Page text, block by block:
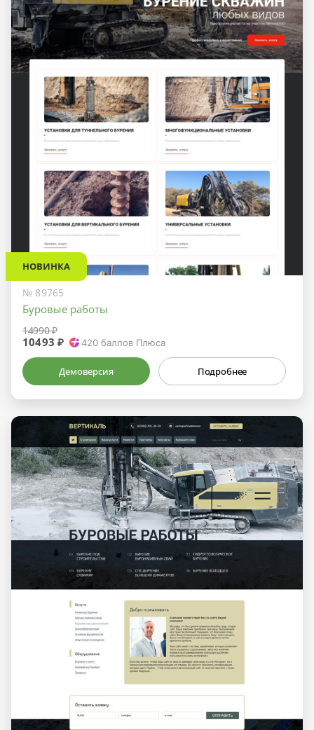
НОВИНКА
№ 89765
Буровые работы
14990 ₽
10493 ₽ 420 баллов Плюса
Демоверсия Подробнее